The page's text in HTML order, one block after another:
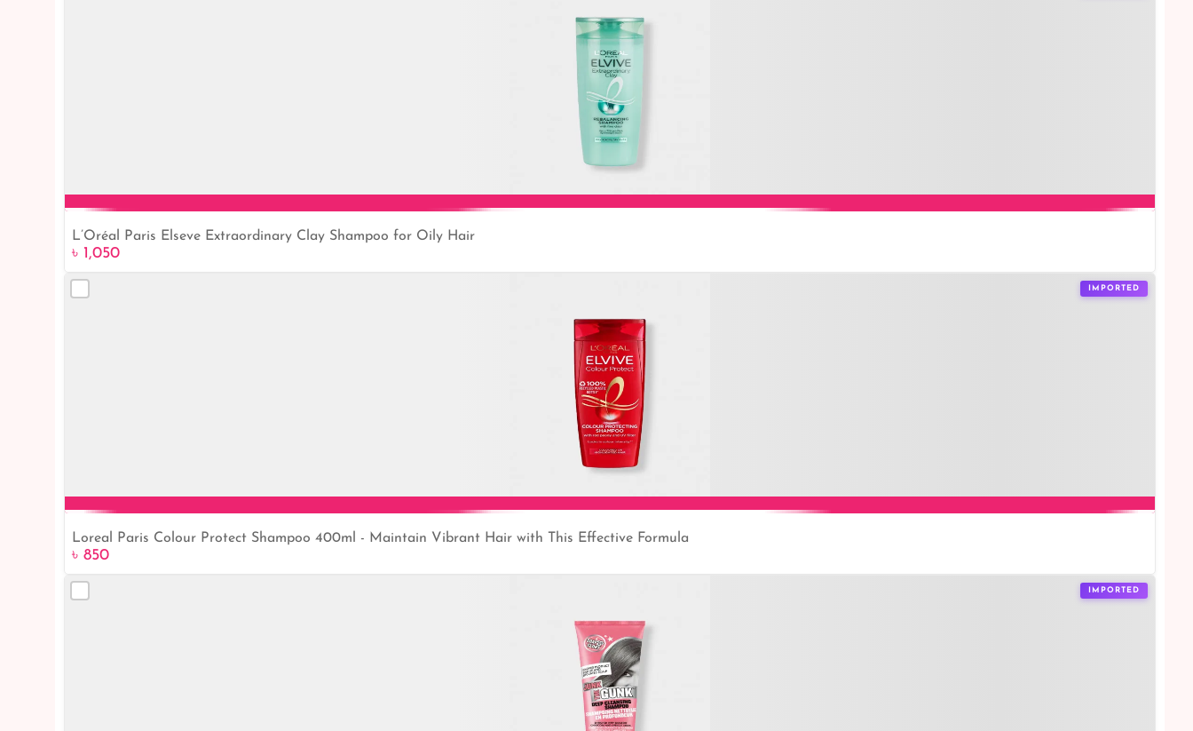
L’Oréal Paris Elseve Extraordinary Clay Shampoo for Oily Hair
৳ 1,050
IMPORTED
Add to Cart
Loreal Paris Colour Protect Shampoo 400ml - Maintain Vibrant Hair with This Effective Formula
৳ 850
IMPORTED